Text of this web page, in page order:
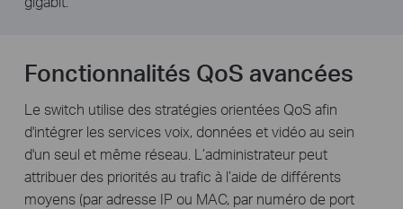
Fonctionnalités QoS avancées
Le switch utilise des stratégies orientées QoS afin
d'intégrer les services voix, données et vidéo au sein
d'un seul et même réseau. L’administrateur peut
attribuer des priorités au trafic à l’aide de différents
moyens (par adresse IP ou MAC, par numéro de port